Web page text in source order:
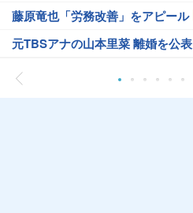
藤原竜也「労務改善」をアピール
元TBSアナの山本里菜 離婚を公表